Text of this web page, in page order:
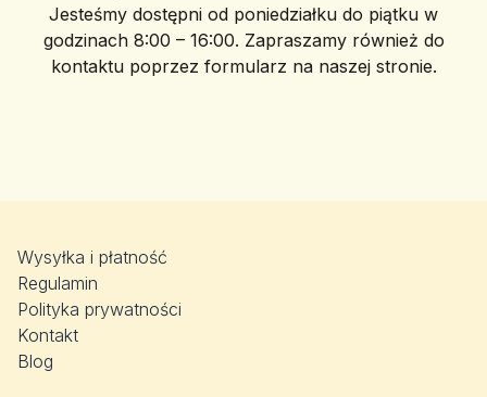
Jesteśmy dostępni od poniedziałku do piątku w
godzinach 8:00 – 16:00. Zapraszamy również do
kontaktu poprzez formularz na naszej stronie.
Wysyłka i płatność
Regulamin
Polityka prywatności
Kontakt
Blog